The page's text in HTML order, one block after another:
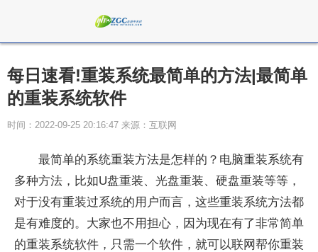
每日速看!重装系统最简单的方法|最简单
的重装系统软件
时间：2022-09-25 20:16:47 来源：互联网
最简单的系统重装方法是怎样的？电脑重装系统有
多种方法，比如U盘重装、光盘重装、硬盘重装等等，
对于没有重装过系统的用户而言，这些重装系统方法都
是有难度的。大家也不用担心，因为现在有了非常简单
的重装系统软件，只需一个软件，就可以联网帮你重装